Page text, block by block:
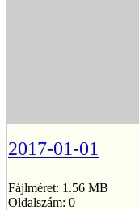
2017-01-01
Fájlméret: 1.56 MB
Oldalszám: 0